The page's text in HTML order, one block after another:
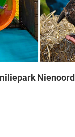
Nienoord